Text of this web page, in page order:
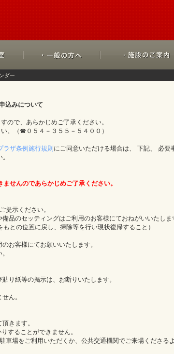
ダー
込みについて
ので、あらかじめご了承ください。
。（☎０５４－３５５－５４００）
ラザ条例施行規則 にご同意いただける場合は、 下記、 必要
せんのであらかじめご了承ください。
提示ください。
品のセッティングはご利用のお客様にておねがいいたしま
との位置に戻し、掃除等を行い現状復帰すること）
お客様にてお願いいたします。
り紙等の掲示は、お断りいたします。
ん。
きます。
することができません。
車場をご利用いただくか、公共交通機関でご来場くださる